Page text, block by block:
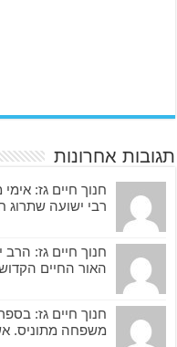
תגובות אחרונות
חנוך חיים גז:
רבי ישועה שתרוג
חנוך חיים גז: הרב
האור החיים
חנוך חיים גז:
משפחה מתוניס.